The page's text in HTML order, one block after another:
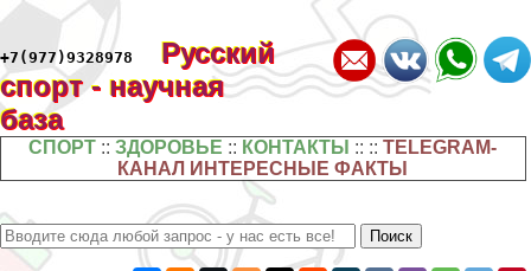
+7(977)9328978
Русский
спорт - научная
база
СПОРТ ::ЗДОРОВЬЕ :: КОНТАКТЫ :: ::TELEGRAM-
КАНАЛ ИНТЕРЕСНЫЕ ФАКТЫ